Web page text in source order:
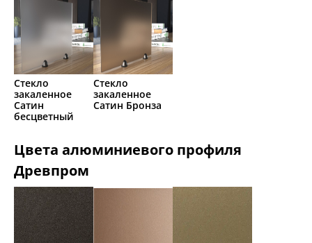
Стекло
закаленное
Сатин
бесцветный
Стекло
закаленное
Сатин Бронза
Цвета алюминиевого профиля
Древпром